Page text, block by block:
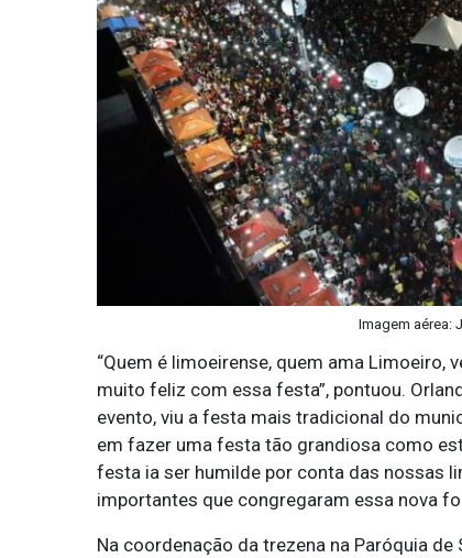
Imagem aérea:
“Quem é limoeirense, quem ama Limoeiro,
muito feliz com essa festa”, pontuou.
evento, viu a festa mais tradicional do
em fazer uma festa tão grandiosa como
festa ia ser humilde por conta das nossas
importantes que congregaram essa nova
Na coordenação da trezena na Paróquia